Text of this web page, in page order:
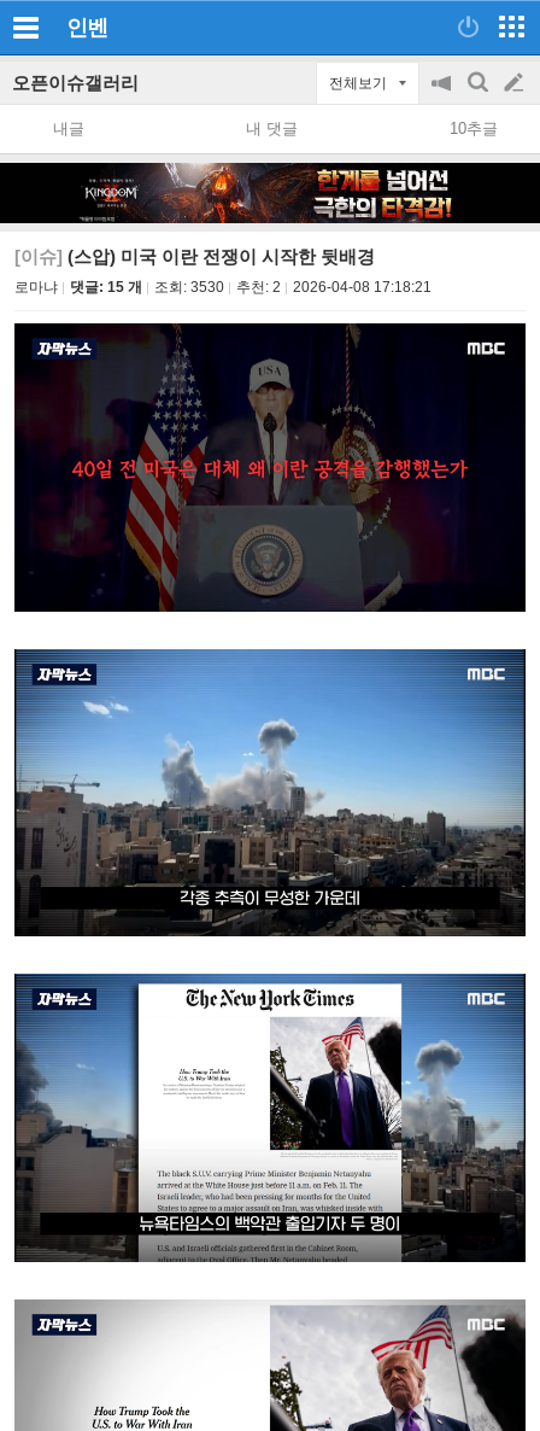
인벤
오픈이슈갤러리 전체보기
공
지
on/off
검
색
글
쓰
내글 내 댓글 10추글
[이슈] (스압) 미국 이란 전쟁이 시작한 뒷배경
로마냐 댓글: 15 개 조회: 3530 추천: 2 2026-04-08 17:18:21